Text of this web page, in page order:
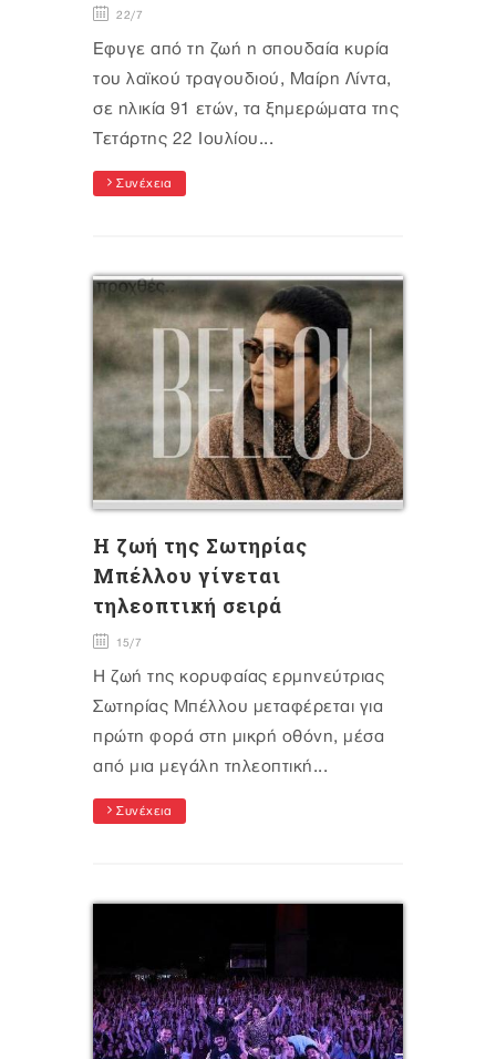
22/7
Έφυγε από τη ζωή η σπουδαία κυρία
του λαϊκού τραγουδιού, Μαίρη Λίντα,
σε ηλικία 91 ετών, τα ξημερώματα της
Τετάρτης 22 Ιουλίου...
Συνέχεια
Η ζωή της Σωτηρίας
Μπέλλου γίνεται
τηλεοπτική σειρά
15/7
Η ζωή της κορυφαίας ερμηνεύτριας
Σωτηρίας Μπέλλου μεταφέρεται για
πρώτη φορά στη μικρή οθόνη, μέσα
από μια μεγάλη τηλεοπτική...
Συνέχεια